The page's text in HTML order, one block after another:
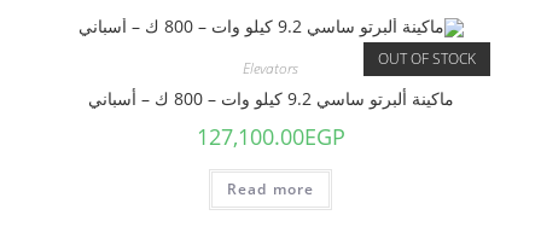
OUT OF STOCK
Elevators
ماكينة ألبرتو ساسي 9.2 كيلو وات – 800 ك – أسباني
127,100.00EGP
Read more